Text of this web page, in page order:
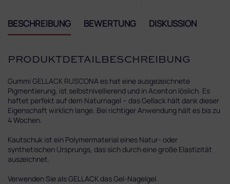
BESCHREIBUNG BEWERTUNG DISKUSSION
PRODUKTDETAILBESCHREIBUNG
Gummi GELLACK RUSCONA es hat eine ausgezeichnete
Pigmentierung, ist selbstnivellierend und in Acenton löslich. Es
haftet perfekt auf dem Naturnagel – das Gellack hält dank dieser
Eigenschaft wirklich lange. Bei richtiger Anwendung hält es bis zu
4 Wochen.
Kautschuk ist ein Polymermaterial eines Natur- oder
synthetischen Ursprungs, das sich durch eine große Elastizität
auszeichnet.
Verwenden Sie als GELLACK das Gel-Nagelgel.